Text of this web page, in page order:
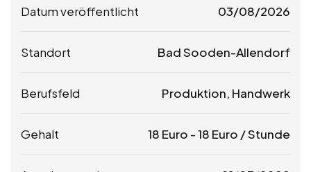
Datum veröffentlicht 03/08/2026
Standort Bad Sooden-Allendorf
Berufsfeld Produktion, Handwerk
Gehalt 18 Euro -18 Euro / Stunde